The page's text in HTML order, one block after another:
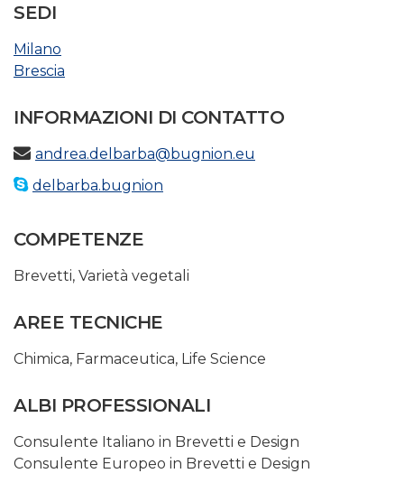
SEDI
Milano
Brescia
INFORMAZIONI DI CONTATTO
andrea.delbarba@bugnion.eu
delbarba.bugnion
COMPETENZE
Brevetti, Varietà vegetali
AREE TECNICHE
Chimica, Farmaceutica, Life Science
ALBI PROFESSIONALI
Consulente Italiano in Brevetti e Design
Consulente Europeo in Brevetti e Design